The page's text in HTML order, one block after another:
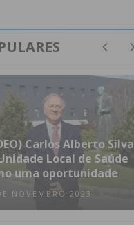
Carlos Alberto Silva
Local de Saúde
uma oportunidade
NOVEMBRO 2023